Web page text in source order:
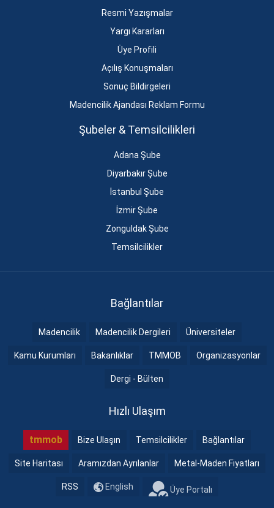
Resmi Yazışmalar
Yargı Kararları
Üye Profili
Açılış Konuşmaları
Sonuç Bildirgeleri
Madencilik Ajandası Reklam Formu
Şubeler & Temsilcilikleri
Adana Şube
Diyarbakır Şube
İstanbul Şube
İzmir Şube
Zonguldak Şube
Temsilcilikler
Bağlantılar
Madencilik Madencilik Dergileri Üniversiteler
Kamu Kurumları Bakanlıklar TMMOB Organizasyonlar
Dergi - Bülten
Hızlı Ulaşım
tmmob Bize Ulaşın Temsilcilikler Bağlantılar
Site Haritası Aramızdan Ayrılanlar Metal-Maden Fiyatları
RSS English Üye Portalı